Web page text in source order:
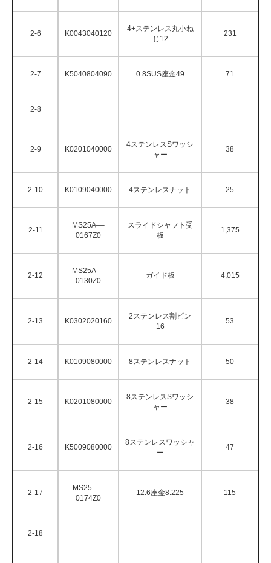
2-6 K0043040120
4+ステンレス丸小ね
じ12
231
2-7 K5040804090 0.8SUS座金49 71
2-8
2-9 K0201040000
4ステンレスSワッシ
ャー
38
2-10 K0109040000 4ステンレスナット 25
2-11
MS25A––
0167Z0
スライドシャフト受
板
1,375
2-12
MS25A––
0130Z0
ガイド板 4,015
2-13 K0302020160
2ステンレス割ピン
16
53
2-14 K0109080000 8ステンレスナット 50
2-15 K0201080000
8ステンレスSワッシ
ャー
38
2-16 K5009080000
8ステンレスワッシャ
ー
47
2-17
MS25–––
0174Z0
12.6座金8.225 115
2-18